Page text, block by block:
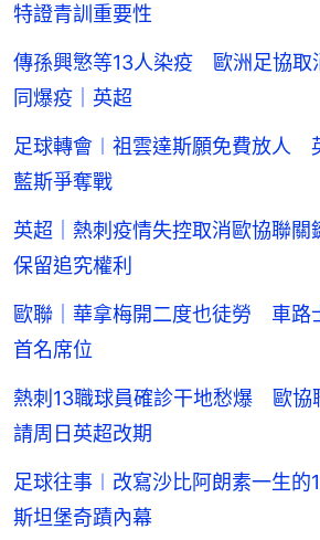
特證青訓重要性
傳孫興慜等13人染疫 歐洲足協
同爆疫｜英超
足球轉會︱祖雲達斯願免費放人
藍斯爭奪戰
英超｜熱刺疫情失控取消歐協聯
保留追究權利
歐聯｜華拿梅開二度也徒勞 車路
首名席位
熱刺13職球員確診干地愁爆 歐
請周日英超改期
足球往事︱改寫沙比阿朗素一生
斯坦堡奇蹟內幕